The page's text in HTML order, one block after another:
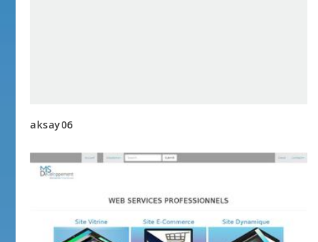
aksay06